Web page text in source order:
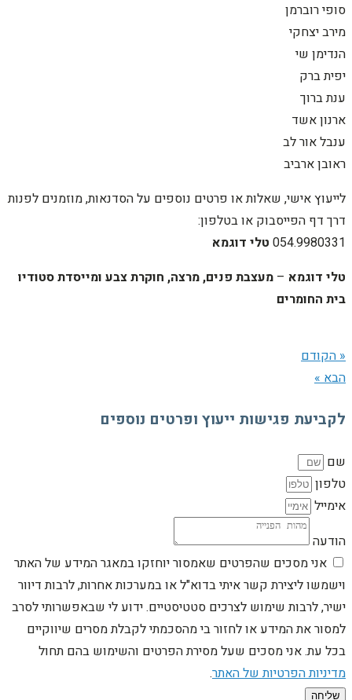
סופי רוברמן
מירב יצחקי
הנדימן שי
יפית ברק
ענת ברוך
ארנון אשד
ענבל אור לב
ראובן ארביב
לייעוץ אישי, שאלות או פרטים נוספים על הסדנאות, מוזמנים לפנות
דרך דף הפייסבוק או בטלפון:
054.9980331 טלי דוגמא
טלי דוגמא – מעצבת פנים,מרצה, חוקרת צבע ומייסדת סטודיו
בית החומרים
« הקודם
הבא »
לקביעת פגישות ייעוץ ופרטים נוספים
שם
טלפון
אימייל
הודעה
אני מסכים שהפרטים שאמסור יוחזקו במאגר המידע של האתר
וישמשו ליצירת קשר איתי בדוא"ל או במערכות אחרות, לרבות דיוור
ישיר, לרבות שימוש לצרכים סטטיסטיים. ידוע לי שבאפשרותי לסרב
למסור את המידע או לחזור בי מהסכמתי לקבלת מסרים שיווקיים
בכל עת. אני מסכים שעל מסירת הפרטים והשימוש בהם תחול
מדיניות הפרטיות של האתר.
שליחה